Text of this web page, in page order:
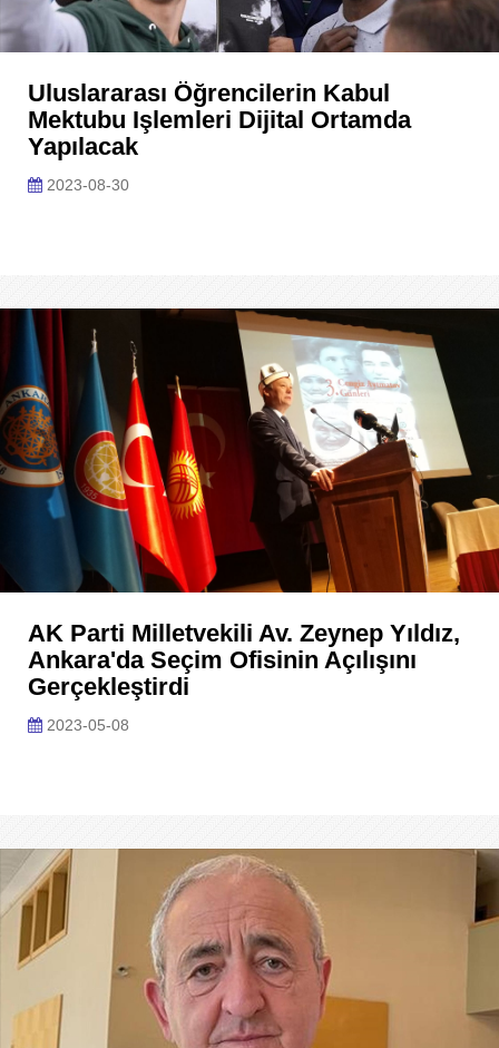
Uluslararası Öğrencilerin Kabul
Mektubu Işlemleri Dijital Ortamda
Yapılacak
2023-08-30
AK Parti Milletvekili Av. Zeynep Yıldız,
Ankara'da Seçim Ofisinin Açılışını
Gerçekleştirdi
2023-05-08